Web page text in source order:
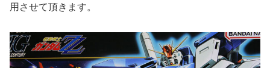
用させて頂きます。